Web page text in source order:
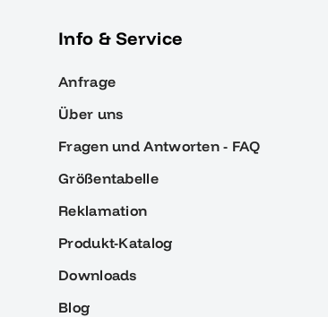
Info & Service
Anfrage
Über uns
Fragen und Antworten - FAQ
Größentabelle
Reklamation
Produkt-Katalog
Downloads
Blog